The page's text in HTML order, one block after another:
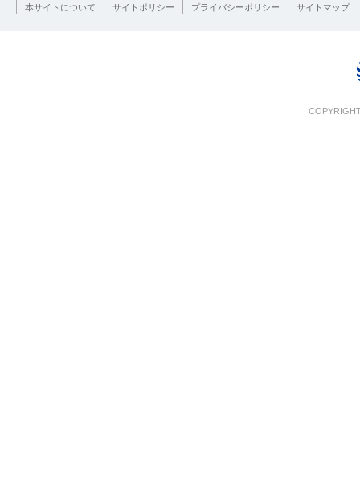
本サイトについて サイトポリシー プライバシーポリシー サイトマップ